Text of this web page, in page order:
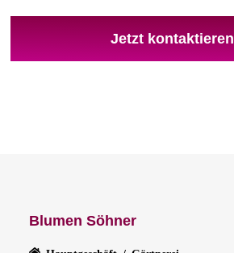
Jetzt kontaktieren
Blumen Söhner